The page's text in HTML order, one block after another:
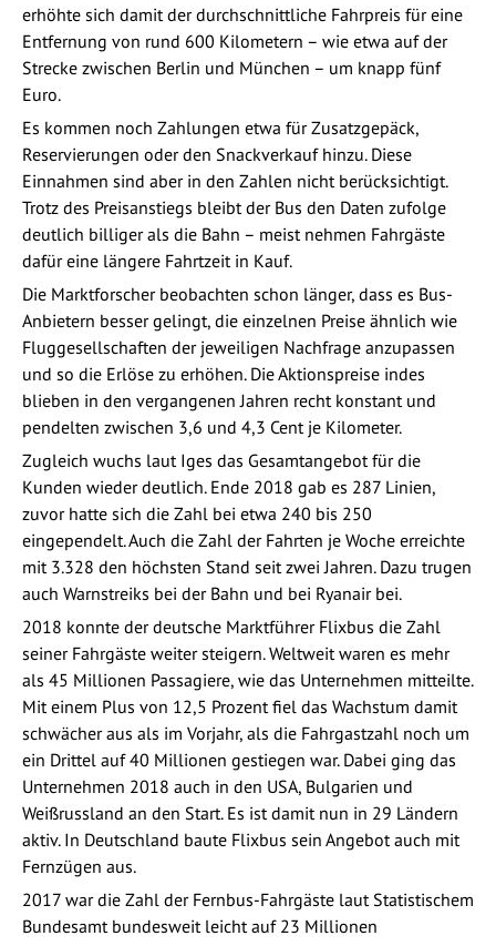
erhöhte sich damit der durchschnittliche Fahrpreis für eine
Entfernung von rund 600 Kilometern – wie etwa auf der
Strecke zwischen Berlin und München – um knapp fünf
Euro.
Es kommen noch Zahlungen etwa für Zusatzgepäck,
Reservierungen oder den Snackverkauf hinzu. Diese
Einnahmen sind aber in den Zahlen nicht berücksichtigt.
Trotz des Preisanstiegs bleibt der Bus den Daten zufolge
deutlich billiger als die Bahn – meist nehmen Fahrgäste
dafür eine längere Fahrtzeit in Kauf.
Die Marktforscher beobachten schon länger, dass es Bus-
Anbietern besser gelingt, die einzelnen Preise ähnlich wie
Fluggesellschaften der jeweiligen Nachfrage anzupassen
und so die Erlöse zu erhöhen. Die Aktionspreise indes
blieben in den vergangenen Jahren recht konstant und
pendelten zwischen 3,6 und 4,3 Cent je Kilometer.
Zugleich wuchs laut Iges das Gesamtangebot für die
Kunden wieder deutlich. Ende 2018 gab es 287 Linien,
zuvor hatte sich die Zahl bei etwa 240 bis 250
eingependelt. Auch die Zahl der Fahrten je Woche erreichte
mit 3.328 den höchsten Stand seit zwei Jahren. Dazu trugen
auch Warnstreiks bei der Bahn und bei Ryanair bei.
2018 konnte der deutsche Marktführer Flixbus die Zahl
seiner Fahrgäste weiter steigern. Weltweit waren es mehr
als 45 Millionen Passagiere, wie das Unternehmen mitteilte.
Mit einem Plus von 12,5 Prozent fiel das Wachstum damit
schwächer aus als im Vorjahr, als die Fahrgastzahl noch um
ein Drittel auf 40 Millionen gestiegen war. Dabei ging das
Unternehmen 2018 auch in den USA, Bulgarien und
Weißrussland an den Start. Es ist damit nun in 29 Ländern
aktiv. In Deutschland baute Flixbus sein Angebot auch mit
Fernzügen aus.
2017 war die Zahl der Fernbus-Fahrgäste laut Statistischem
Bundesamt bundesweit leicht auf 23 Millionen